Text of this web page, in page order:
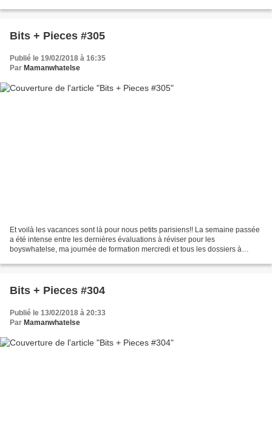
Bits + Pieces #305
Publié le 19/02/2018 à 16:35
Par Mamanwhatelse
Et voilà les vacances sont là pour nous petits parisiens!! La semaine passée
a été intense entre les dernières évaluations à réviser pour les
boyswhatelse, ma journée de formation mercredi et tous les dossiers à
Bits + Pieces #304
Publié le 13/02/2018 à 20:33
Par Mamanwhatelse